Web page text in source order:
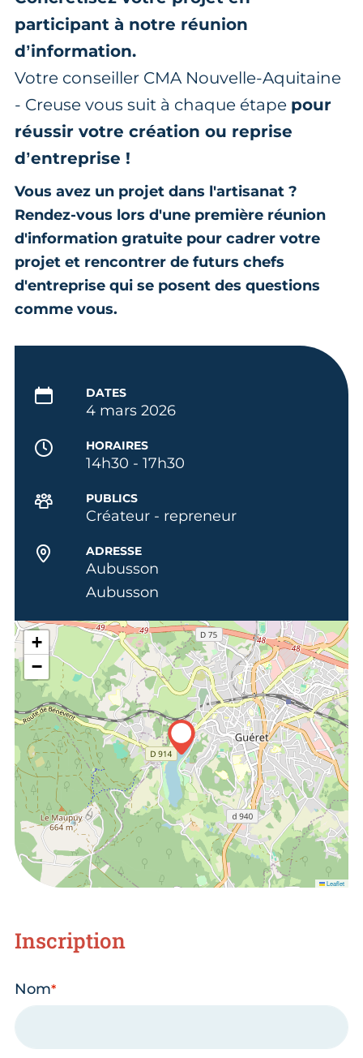
participant à notre réunion
d’information.
Votre conseiller CMA Nouvelle-Aquitaine
- Creuse vous suit à chaque étape pour
réussir votre création ou reprise
d’entreprise !
Vous avez un projet dans l'artisanat ?
Rendez-vous lors d'une première réunion
d'information gratuite pour cadrer votre
projet et rencontrer de futurs chefs
d'entreprise qui se posent des questions
comme vous.
DATES
4 mars 2026
HORAIRES
14h30 - 17h30
PUBLICS
Créateur - repreneur
ADRESSE
Aubusson
Aubusson
+
−
Leaflet
Inscription
Nom